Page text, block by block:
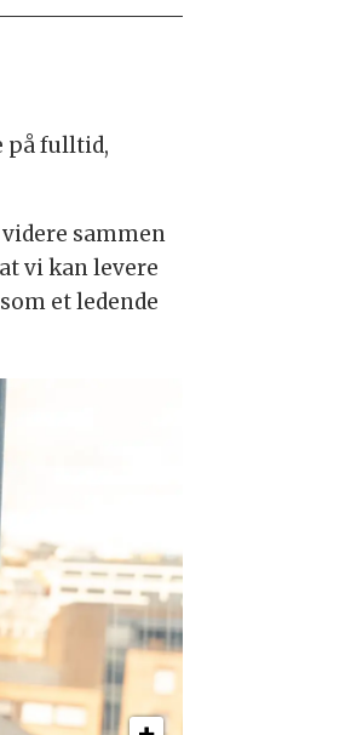
på fulltid,
sammen
vi kan levere
et ledende